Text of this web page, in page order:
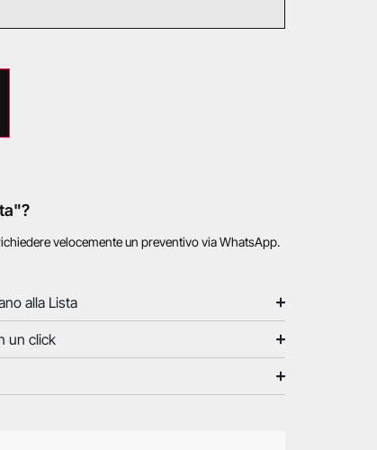
velocemente un preventivo via WhatsApp.
alla Lista
un click